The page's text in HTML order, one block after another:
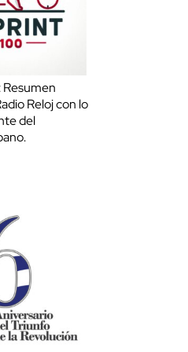
Reloj con lo
del